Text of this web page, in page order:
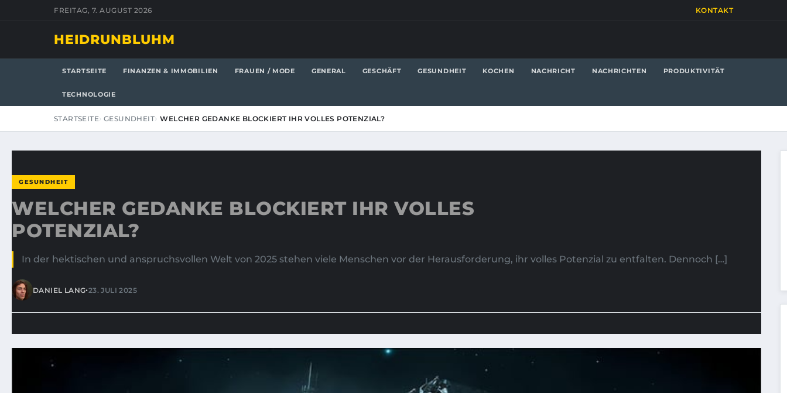
FREITAG, 7. AUGUST 2026 KONTAKT
HEIDRUNBLUHM
STARTSEITE FINANZEN & IMMOBILIEN FRAUEN / MODE GENERAL GESCHÄFT GESUNDHEIT KOCHEN NACHRICHT NACHRICHTEN PRODUKTIVITÄT
TECHNOLOGIE
STARTSEITE GESUNDHEIT WELCHER GEDANKE BLOCKIERT IHR VOLLES POTENZIAL?
GESUNDHEIT
WELCHER GEDANKE BLOCKIERT IHR VOLLES
POTENZIAL?
In der hektischen und anspruchsvollen Welt von 2025 stehen viele Menschen vor der Herausforderung, ihr volles Potenzial zu entfalten. Dennoch […]
DANIEL LANG•23. JULI 2025